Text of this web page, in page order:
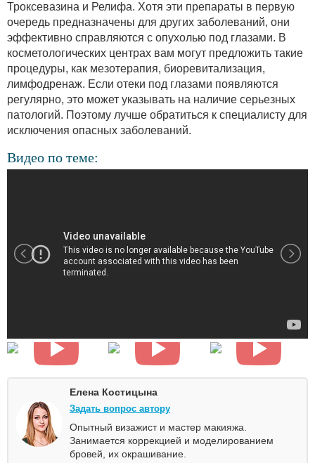
Троксевазина и Релифа. Хотя эти препараты в первую
очередь предназначены для других заболеваний, они
эффективно справляются с опухолью под глазами. В
косметологических центрах вам могут предложить такие
процедуры, как мезотерапия, биоревитализация,
лимфодренаж. Если отеки под глазами появляются
регулярно, это может указывать на наличие серьезных
патологий. Поэтому лучше обратиться к специалисту для
исключения опасных заболеваний.
Видео по теме:
Елена Костицына
Задать вопрос автору
Опытный визажист и мастер макияжа.
Занимается коррекцией и моделированием
бровей, их окрашивание.